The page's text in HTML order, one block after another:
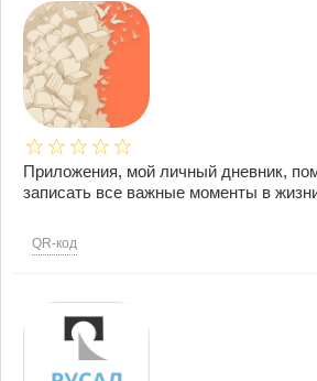
Приложения, мой личный дневник,
записать все важные моменты в
QR-код